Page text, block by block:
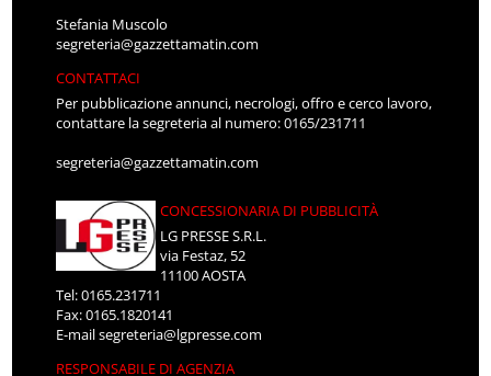
Stefania Muscolo
segreteria@gazzettamatin.com
CONTATTACI
Per pubblicazione annunci, necrologi, offro e cerco lavoro,
contattare la segreteria al numero: 0165/231711
segreteria@gazzettamatin.com
CONCESSIONARIA DI PUBBLICITÀ
LG PRESSE S.R.L.
via Festaz, 52
11100 AOSTA
Tel: 0165.231711
Fax: 0165.1820141
E-mailsegreteria@lgpresse.com
RESPONSABILE DI AGENZIA